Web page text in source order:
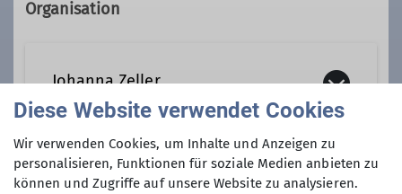
Organisation
Johanna Zeller
Kontakt aufnehmen
Preis
Diese Website verwendet Cookies
Wir verwenden Cookies, um Inhalte und Anzeigen zu
personalisieren, Funktionen für soziale Medien anbieten zu
können und Zugriffe auf unsere Website zu analysieren.